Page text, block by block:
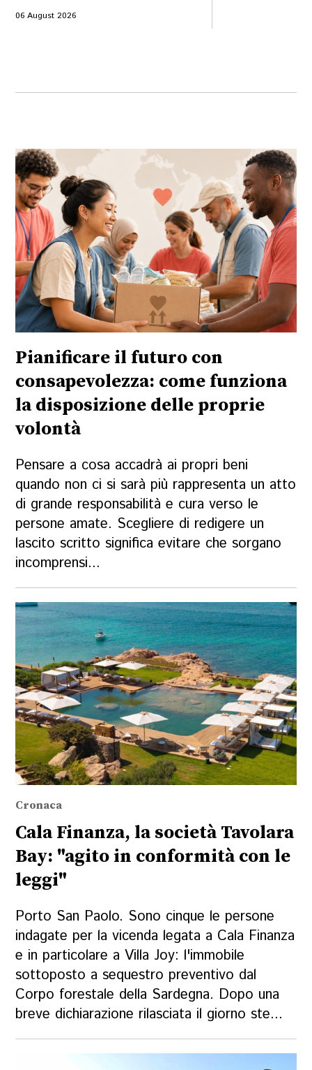
06 August 2026
Pianificare il futuro con
consapevolezza: come funziona
la disposizione delle proprie
volontà
Pensare a cosa accadrà ai propri beni
quando non ci si sarà più rappresenta un atto
di grande responsabilità e cura verso le
persone amate. Scegliere di redigere un
lascito scritto significa evitare che sorgano
incomprensi...
Cronaca
Cala Finanza, la società Tavolara
Bay: "agito in conformità con le
leggi"
Porto San Paolo. Sono cinque le persone
indagate per la vicenda legata a Cala Finanza
e in particolare a Villa Joy: l'immobile
sottoposto a sequestro preventivo dal
Corpo forestale della Sardegna. Dopo una
breve dichiarazione rilasciata il giorno ste...